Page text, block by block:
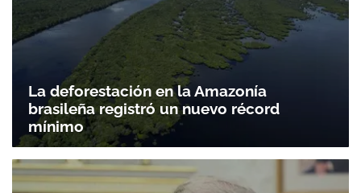
La deforestación en la Amazonía
brasileña registró un nuevo récord
mínimo